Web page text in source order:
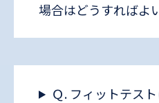
場合はどうすればよ
Ｑ. フィットテスト